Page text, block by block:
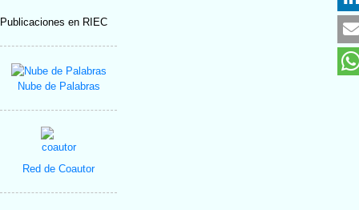
Publicaciones en RIEC
Nube de Palabras
Red de Coautor